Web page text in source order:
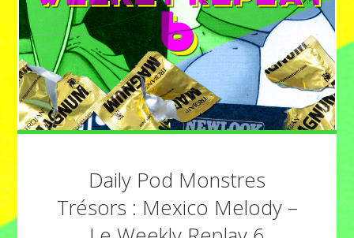
Daily Pod Monstres
Trésors : Mexico Melody –